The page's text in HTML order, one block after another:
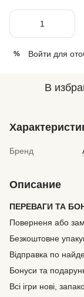
% Войти для
В
Бренд
Описание
ПЕРЕВАГИ ТА
Поверненя або
Безкоштовне
Відправка по
Бонуси та
Всі ігри нові,